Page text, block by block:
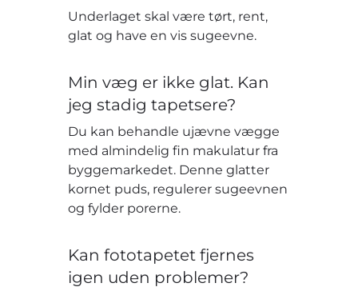
Underlaget skal være tørt, rent,
glat og have en vis sugeevne.
Min væg er ikke glat. Kan
jeg stadig tapetsere?
Du kan behandle ujævne vægge
med almindelig fin makulatur fra
byggemarkedet. Denne glatter
kornet puds, regulerer sugeevnen
og fylder porerne.
Kan fototapetet fjernes
igen uden problemer?